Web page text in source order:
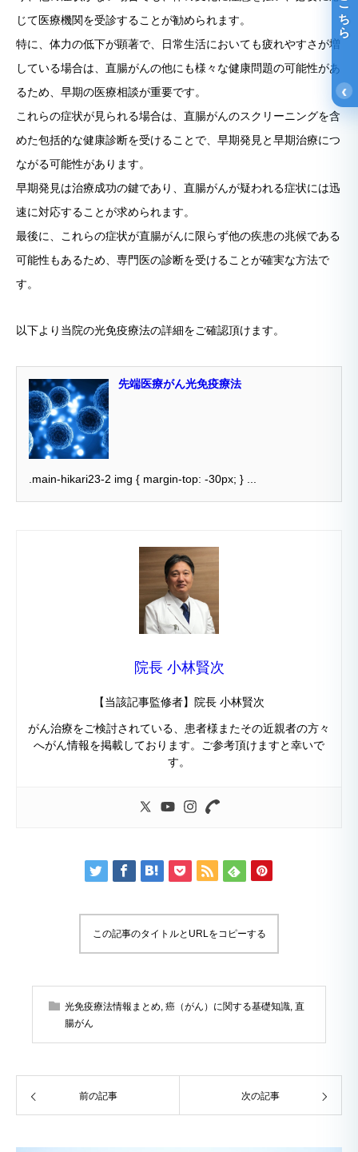
じて医療機関を受診することが勧められます。
特に、体力の低下が顕著で、日常生活においても疲れやすさが増
している場合は、直腸がんの他にも様々な健康問題の可能性があ
るため、早期の医療相談が重要です。
これらの症状が見られる場合は、直腸がんのスクリーニングを含
めた包括的な健康診断を受けることで、早期発見と早期治療につ
ながる可能性があります。
早期発見は治療成功の鍵であり、直腸がんが疑われる症状には迅
速に対応することが求められます。
最後に、これらの症状が直腸がんに限らず他の疾患の兆候である
可能性もあるため、専門医の診断を受けることが確実な方法で
す。
以下より当院の光免疫療法の詳細をご確認頂けます。
先端医療がん光免疫療法
.main-hikari23-2 img { margin-top: -30px; } ...
院長 小林賢次
【当該記事監修者】院長 小林賢次
がん治療をご検討されている、患者様またその近親者の方々
へがん情報を掲載しております。ご参考頂けますと幸いで
す。
この記事のタイトルとURLをコピーする
光免疫療法情報まとめ 癌（がん）に関する基礎知識 直
腸がん
前の記事 次の記事
‹